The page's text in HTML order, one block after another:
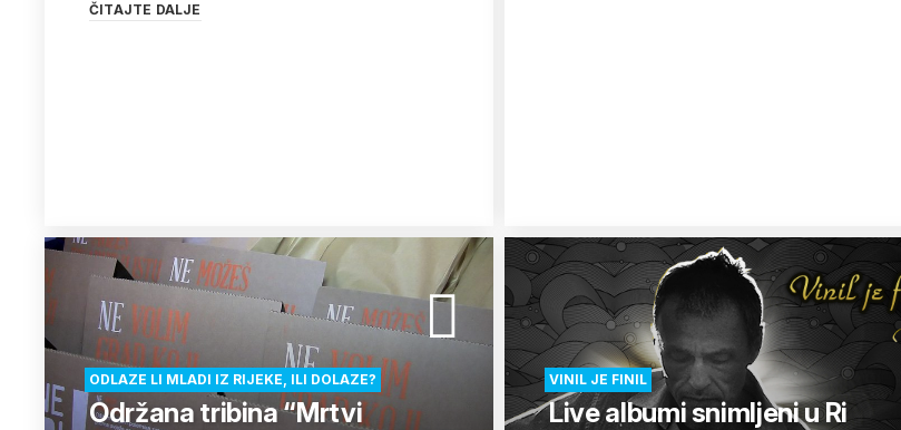
ČITAJTE DALJE
ODLAZE LI MLADI IZ RIJEKE, ILI DOLAZE?
Održana tribina “Mrtvi
VINIL JE FINIL
Live albumi snimljeni u Ri